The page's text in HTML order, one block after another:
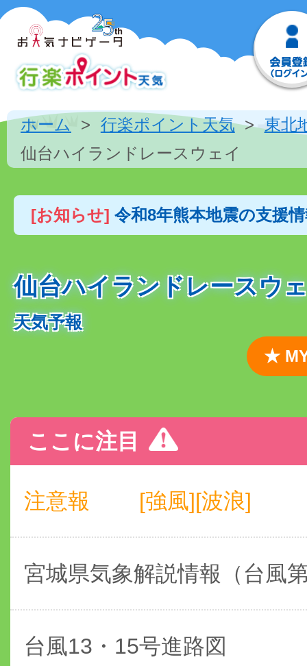
ホーム 行楽ポイント天気
東北
仙台ハイランドレースウェイ
[お知らせ] 令和8年熊本地震の支援
仙台ハイランドレースウ
天気予報
★
ここに注目
注意報 [強風][波浪]
宮城県気象解説情報（台風
台風13・15号進路図